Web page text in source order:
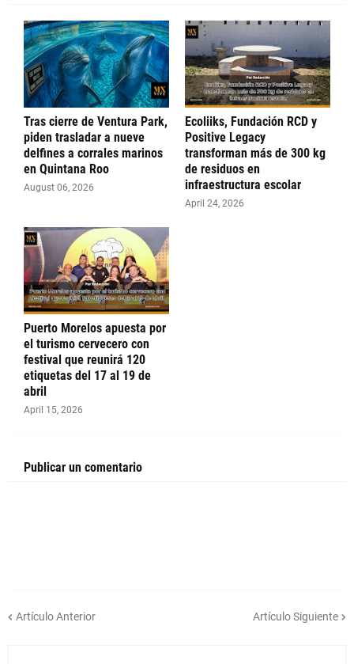
Tras cierre de Ventura Park,
piden trasladar a nueve
delfines a corrales marinos
en Quintana Roo
August 06, 2026
Ecoliiks, Fundación RCD y
Positive Legacy
transforman más de 300 kg
de residuos en
infraestructura escolar
April 24, 2026
Puerto Morelos apuesta por
el turismo cervecero con
festival que reunirá 120
etiquetas del 17 al 19 de
abril
April 15, 2026
Publicar un comentario
Artículo Anterior Artículo Siguiente